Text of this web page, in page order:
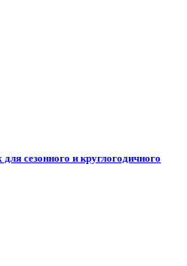
сезонного и круглогодичного